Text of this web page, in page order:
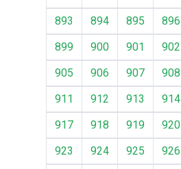
893
894 895 896
899
900 901 902
905
906 907 908
911
912 913 914
917
918 919 920
923
924 925 926